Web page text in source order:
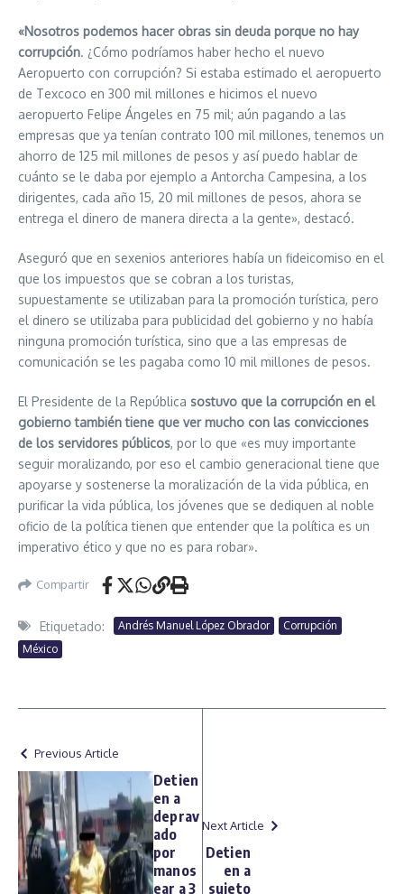
«Nosotros podemos hacer obras sin deuda porque no hay
corrupción. ¿Cómo podríamos haber hecho el nuevo
Aeropuerto con corrupción? Si estaba estimado el aeropuerto
de Texcoco en 300 mil millones e hicimos el nuevo
aeropuerto Felipe Ángeles en 75 mil; aún pagando a las
empresas que ya tenían contrato 100 mil millones, tenemos un
ahorro de 125 mil millones de pesos y así puedo hablar de
cuánto se le daba por ejemplo a Antorcha Campesina, a los
dirigentes, cada año 15, 20 mil millones de pesos, ahora se
entrega el dinero de manera directa a la gente», destacó.
Aseguró que en sexenios anteriores había un fideicomiso en el
que los impuestos que se cobran a los turistas,
supuestamente se utilizaban para la promoción turística, pero
el dinero se utilizaba para publicidad del gobierno y no había
ninguna promoción turística, sino que a las empresas de
comunicación se les pagaba como 10 mil millones de pesos.
El Presidente de la República sostuvo que la corrupción en el
gobierno también tiene que ver mucho con las convicciones
de los servidores públicos, por lo que «es muy importante
seguir moralizando, por eso el cambio generacional tiene que
apoyarse y sostenerse la moralización de la vida pública, en
purificar la vida pública, los jóvenes que se dediquen al noble
oficio de la política tienen que entender que la política es un
imperativo ético y que no es para robar».
Compartir
Etiquetado: Andrés Manuel López Obrador
Corrupción
México
Previous Article
Detien
en a
deprav
ado
por
manos
ear a 3
Next Article
Detien
en a
sujeto